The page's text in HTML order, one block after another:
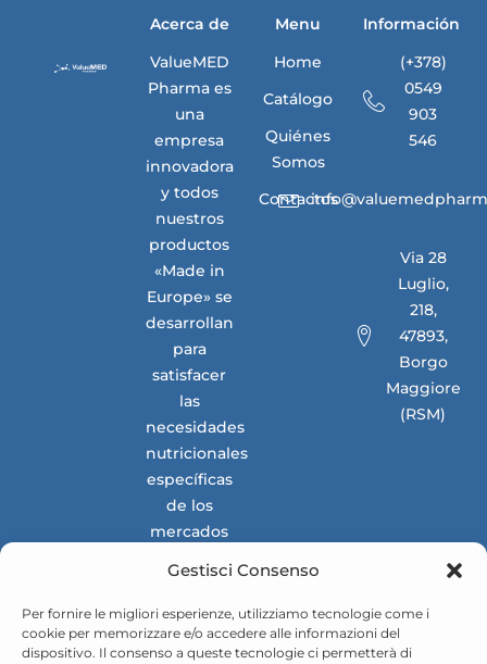
Gestisci Consenso
Per fornire le migliori esperienze, utilizziamo tecnologie come i
cookie per memorizzare e/o accedere alle informazioni del
dispositivo. Il consenso a queste tecnologie ci permetterà di
Acerca de
ValueMED
Pharma es
una
empresa
innovadora
y todos
nuestros
productos
«Made in
Europe» se
desarrollan
para
satisfacer
las
necesidades
nutricionales
específicas
de los
mercados
internacionales.
Menu
Home
Catálogo
Quiénes
Somos
Contactos
Información
(+378)
0549
903
546
Via 28
Luglio,
218,
47893,
Borgo
Maggiore
(RSM)